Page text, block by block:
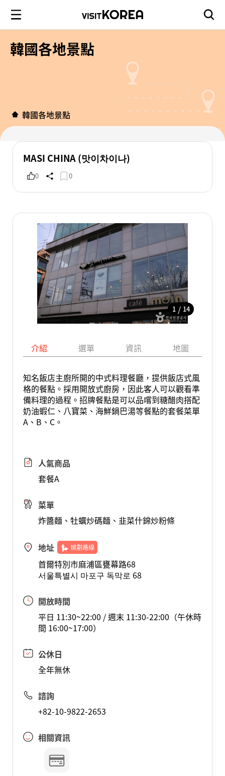
韓國各地景點
韓國各地景點
MASI CHINA (맛이차이나)
0 0
1 / 14
介紹 選單 資訊 地圖
知名飯店主廚所開的中式料理餐廳，提供飯店式風
格的餐點。採用開放式廚房，因此客人可以觀看準
備料理的過程。招牌餐點是可以品嚐到糖醋肉搭配
奶油蝦仁、八寶菜、海鮮鍋巴湯等餐點的套餐菜單
A、B、C。
人氣商品
套餐A
菜單
炸醬麵、牡蠣炒碼麵、韭菜什錦炒粉條
地址 規劃路線
首爾特別市麻浦區甕幕路68
서울특별시 마포구 독막로 68
開放時間
平日 11:30~22:00 / 週末 11:30-22:00（午休時
間 16:00~17:00）
公休日
全年無休
諮詢
+82-10-9822-2653
相關資訊